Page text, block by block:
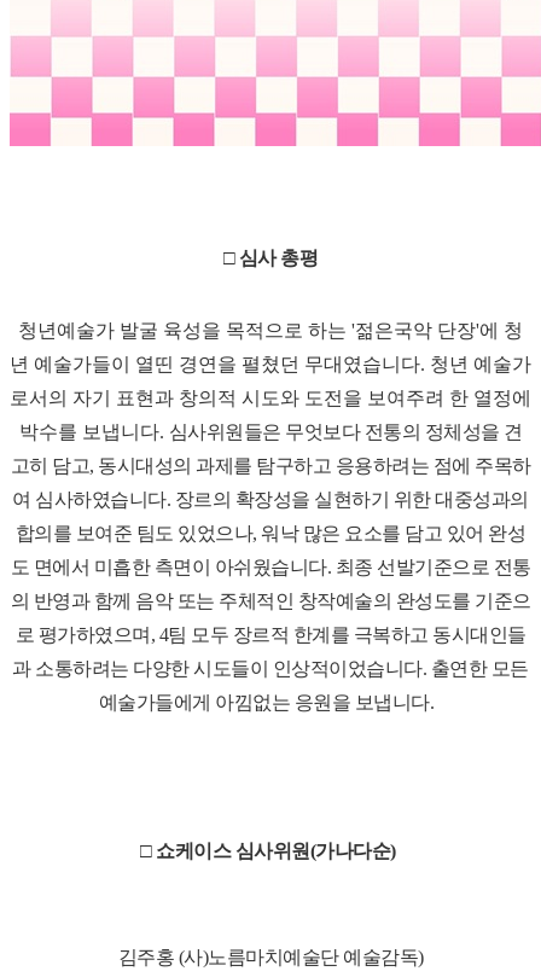
□ 심사 총평
청년예술가 발굴 육성을 목적으로 하는 '젊은국악 단장'에 청
년 예술가들이 열띤 경연을 펼쳤던 무대였습니다. 청년 예술가
로서의 자기 표현과 창의적 시도와 도전을 보여주려 한 열정에
박수를 보냅니다. 심사위원들은 무엇보다 전통의 정체성을 견
고히 담고, 동시대성의 과제를 탐구하고 응용하려는 점에 주목하
여 심사하였습니다. 장르의 확장성을 실현하기 위한 대중성과의
합의를 보여준 팀도 있었으나, 워낙 많은 요소를 담고 있어 완성
도 면에서 미흡한 측면이 아쉬웠습니다. 최종 선발기준으로 전통
의 반영과 함께 음악 또는 주체적인 창작예술의 완성도를 기준으
로 평가하였으며, 4팀 모두 장르적 한계를 극복하고 동시대인들
과 소통하려는 다양한 시도들이 인상적이었습니다. 출연한 모든
예술가들에게 아낌없는 응원을 보냅니다.
□ 쇼케이스 심사위원(가나다순)
김주홍 (사)노름마치예술단 예술감독)